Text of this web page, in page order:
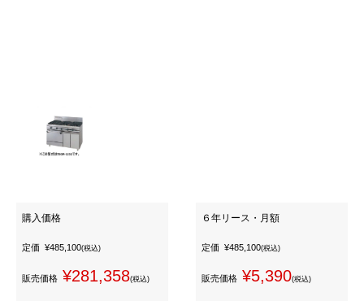
購入価格
定価 ¥485,100(税込)
販売価格 ¥281,358(税込)
６年リース・月額
定価 ¥485,100(税込)
販売価格 ¥5,390(税込)